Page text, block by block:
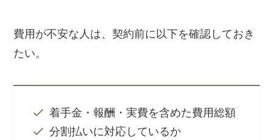
費用が不安な人は、契約前に以下を確認しておき
たい。
着手金・報酬・実費を含めた費用総額
分割払いに対応しているか